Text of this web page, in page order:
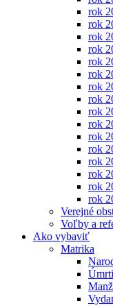
rok
rok
rok
rok
rok
rok
rok
rok
rok
rok
rok
rok
rok
rok
rok
rok
Verejné
Voľby a
Ako vybaviť
Matrika